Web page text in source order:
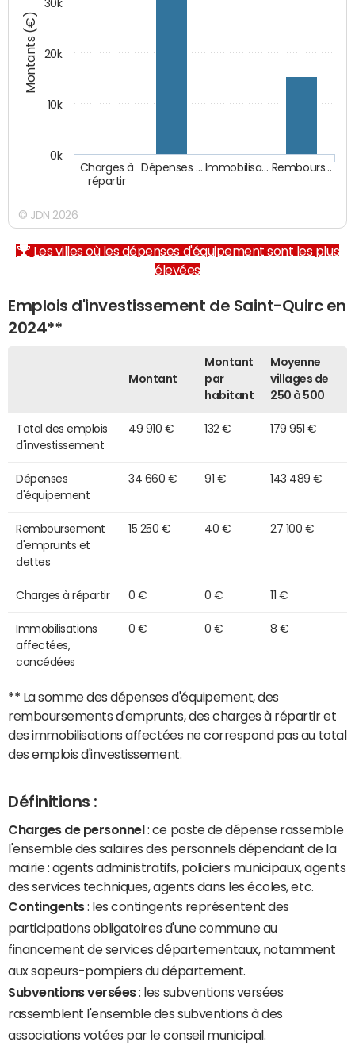
Montants (€)
Charges à
répartir
Dépenses … Immobilisa… Rembours…
0k
10k
20k
30k
© JDN 2026
Les villes où les dépenses d'équipement sont les plus
élevées
Emplois d'investissement de Saint-Quirc en
2024**
Montant
Montant
par
habitant
Moyenne
villages de
250 à 500
Total des emplois
d'investissement
49 910 € 132 € 179 951 €
Dépenses
d'équipement
34 660 € 91 € 143 489 €
Remboursement
d'emprunts et
dettes
15 250 € 40 € 27 100 €
Charges à répartir 0 € 0 € 11 €
Immobilisations
affectées,
concédées
0 € 0 € 8 €
** La somme des dépenses d'équipement, des
remboursements d'emprunts, des charges à répartir et
des immobilisations affectées ne correspond pas au total
des emplois d'investissement.
Définitions :
Charges de personnel : ce poste de dépense rassemble
l'ensemble des salaires des personnels dépendant de la
mairie : agents administratifs, policiers municipaux, agents
des services techniques, agents dans les écoles, etc.
Contingents: les contingents représentent des
participations obligatoires d'une commune au
financement de services départementaux, notamment
aux sapeurs-pompiers du département.
Subventions versées: les subventions versées
rassemblent l'ensemble des subventions à des
associations votées par le conseil municipal.